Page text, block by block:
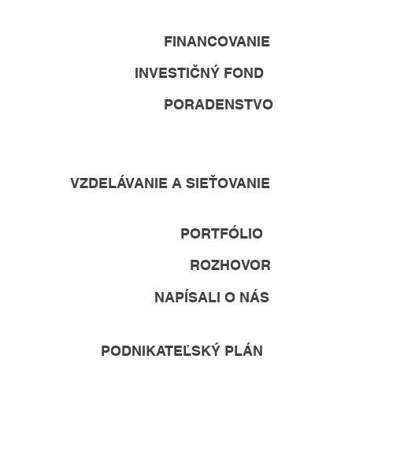
FINANCOVANIE
INVESTIČNÝ FOND
PORADENSTVO
VZDELÁVANIE A SIEŤOVANIE
PORTFÓLIO
ROZHOVOR
NAPÍSALI O NÁS
PODNIKATEĽSKÝ PLÁN